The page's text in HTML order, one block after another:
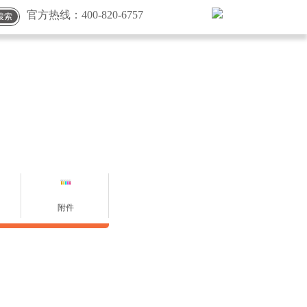
索 官方热线：400-820-6757
附件